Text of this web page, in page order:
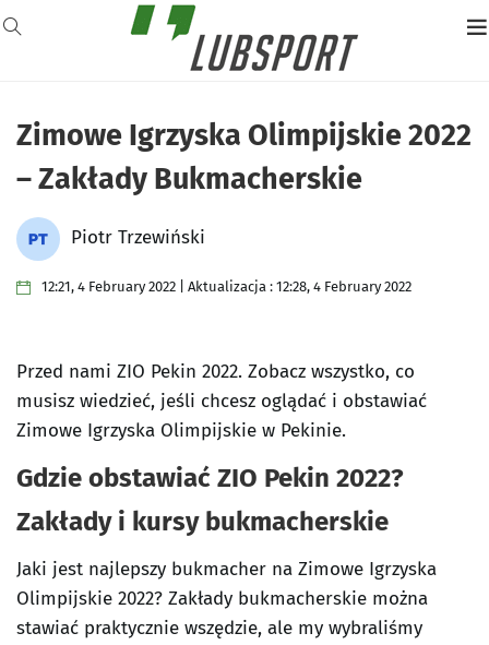
Zimowe Igrzyska Olimpijskie 2022
– Zakłady Bukmacherskie
Piotr Trzewiński
12:21, 4 February 2022 | Aktualizacja : 12:28, 4 February 2022
Przed nami ZIO Pekin 2022. Zobacz wszystko, co
musisz wiedzieć, jeśli chcesz oglądać i obstawiać
Zimowe Igrzyska Olimpijskie w Pekinie.
Gdzie obstawiać ZIO Pekin 2022?
Zakłady i kursy bukmacherskie
Jaki jest najlepszy bukmacher na Zimowe Igrzyska
Olimpijskie 2022? Zakłady bukmacherskie można
stawiać praktycznie wszędzie, ale my wybraliśmy